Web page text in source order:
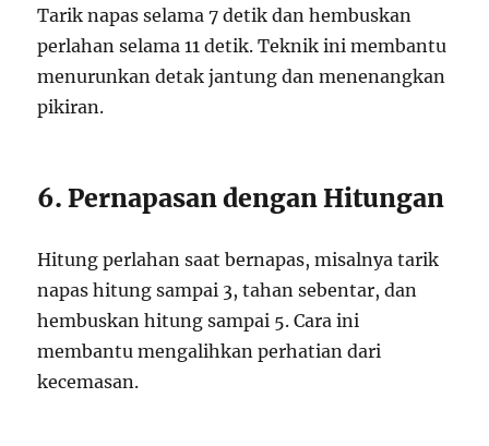
Tarik napas selama 7 detik dan hembuskan
perlahan selama 11 detik. Teknik ini membantu
menurunkan detak jantung dan menenangkan
pikiran.
6. Pernapasan dengan Hitungan
Hitung perlahan saat bernapas, misalnya tarik
napas hitung sampai 3, tahan sebentar, dan
hembuskan hitung sampai 5. Cara ini
membantu mengalihkan perhatian dari
kecemasan.